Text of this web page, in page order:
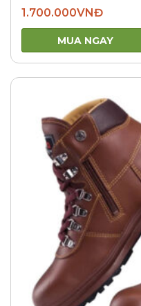
1.700.000VNĐ
MUA NGAY